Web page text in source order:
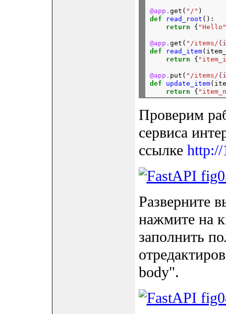
@app . get( "/" )
def
read_root ():
return { "Hello"
@app . get( "/items/
def
read_item
return {
@app . put( "/items/
def
update_item
return {
Проверим
сервиса
ссылке http://
Разверните
нажмите на
заполнить
body".